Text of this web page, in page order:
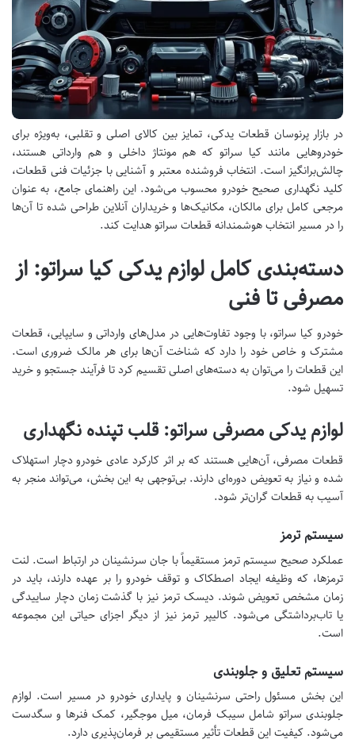
در بازار پرنوسان قطعات یدکی، تمایز بین کالای اصلی و تقلبی، به‌ویژه برای
خودروهایی مانند کیا سراتو که هم مونتاژ داخلی و هم وارداتی هستند،
چالش‌برانگیز است. انتخاب فروشنده معتبر و آشنایی با جزئیات فنی قطعات،
کلید نگهداری صحیح خودرو محسوب می‌شود. این راهنمای جامع، به عنوان
مرجعی کامل برای مالکان، مکانیک‌ها و خریداران آنلاین طراحی شده تا آن‌ها
را در مسیر انتخاب هوشمندانه قطعات سراتو هدایت کند.
دسته‌بندی کامل لوازم یدکی کیا سراتو: از
مصرفی تا فنی
خودرو کیا سراتو، با وجود تفاوت‌هایی در مدل‌های وارداتی و سایپایی، قطعات
مشترک و خاص خود را دارد که شناخت آن‌ها برای هر مالک ضروری است.
این قطعات را می‌توان به دسته‌های اصلی تقسیم کرد تا فرآیند جستجو و خرید
تسهیل شود.
لوازم یدکی مصرفی سراتو: قلب تپنده نگهداری
قطعات مصرفی، آن‌هایی هستند که بر اثر کارکرد عادی خودرو دچار استهلاک
شده و نیاز به تعویض دوره‌ای دارند. بی‌توجهی به این بخش، می‌تواند منجر به
آسیب به قطعات گران‌تر شود.
سیستم ترمز
عملکرد صحیح سیستم ترمز مستقیماً با جان سرنشینان در ارتباط است. لنت
ترمزها، که وظیفه ایجاد اصطکاک و توقف خودرو را بر عهده دارند، باید در
زمان مشخص تعویض شوند. دیسک ترمز نیز با گذشت زمان دچار ساییدگی
یا تاب‌برداشتگی می‌شود. کالیپر ترمز نیز از دیگر اجزای حیاتی این مجموعه
است.
سیستم تعلیق و جلوبندی
این بخش مسئول راحتی سرنشینان و پایداری خودرو در مسیر است. لوازم
جلوبندی سراتو شامل سیبک فرمان، میل موجگیر، کمک فنرها و سگدست
می‌شود. کیفیت این قطعات تأثیر مستقیمی بر فرمان‌پذیری دارد.